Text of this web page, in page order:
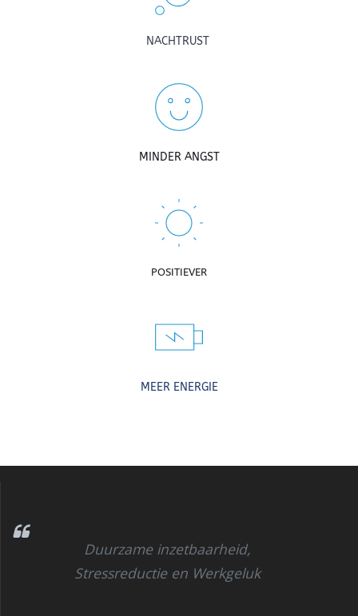
NACHTRUST
MINDER ANGST
POSITIEVER
MEER ENERGIE
Duurzame inzetbaarheid,
Stressreductie en Werkgeluk